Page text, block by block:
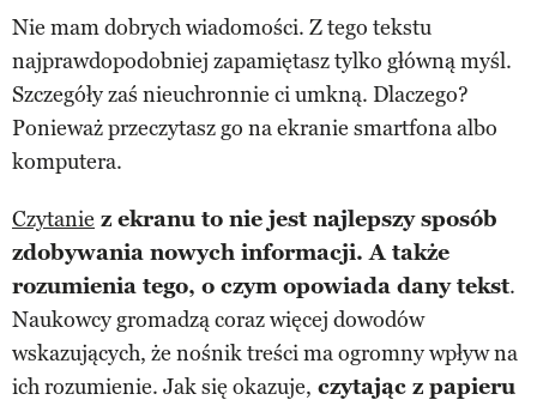
Nie mam dobrych wiadomości. Z tego tekstu
najprawdopodobniej zapamiętasz tylko główną myśl.
Szczegóły zaś nieuchronnie ci umkną. Dlaczego?
Ponieważ przeczytasz go na ekranie smartfona albo
komputera.
Czytanie z ekranu to nie jest najlepszy sposób
zdobywania nowych informacji. A także
rozumienia tego, o czym opowiada dany tekst.
Naukowcy gromadzą coraz więcej dowodów
wskazujących, że nośnik treści ma ogromny wpływ na
ich rozumienie. Jak się okazuje, czytając z papieru